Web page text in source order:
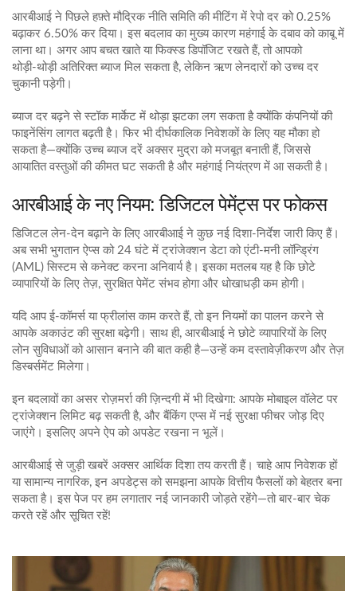
आरबीआई ने पिछले हफ़्ते मौद्रिक नीति समिति की मीटिंग में रेपो दर को 0.25%
बढ़ाकर 6.50% कर दिया। इस बदलाव का मुख्य कारण महंगाई के दबाव को काबू में
लाना था। अगर आप बचत खाते या फिक्स्ड डिपॉजिट रखते हैं, तो आपको
थोड़ी‑थोड़ी अतिरिक्त ब्याज मिल सकता है, लेकिन ऋण लेनदारों को उच्च दर
चुकानी पड़ेगी।
ब्याज दर बढ़ने से स्टॉक मार्केट में थोड़ा झटका लग सकता है क्योंकि कंपनियों की
फाइनेंसिंग लागत बढ़ती है। फिर भी दीर्घकालिक निवेशकों के लिए यह मौका हो
सकता है—क्योंकि उच्च ब्याज दरें अक्सर मुद्रा को मजबूत बनाती हैं, जिससे
आयातित वस्तुओं की कीमत घट सकती है और महंगाई नियंत्रण में आ सकती है।
आरबीआई के नए नियम: डिजिटल पेमेंट्स पर फोकस
डिजिटल लेन‑देन बढ़ाने के लिए आरबीआई ने कुछ नई दिशा-निर्देश जारी किए हैं।
अब सभी भुगतान ऐप्स को 24 घंटे में ट्रांजेक्शन डेटा को एंटी‑मनी लॉन्ड्रिंग
(AML) सिस्टम से कनेक्ट करना अनिवार्य है। इसका मतलब यह है कि छोटे
व्यापारियों के लिए तेज़, सुरक्षित पेमेंट संभव होगा और धोखाधड़ी कम होगी।
यदि आप ई‑कॉमर्स या फ्रीलांस काम करते हैं, तो इन नियमों का पालन करने से
आपके अकाउंट की सुरक्षा बढ़ेगी। साथ ही, आरबीआई ने छोटे व्यापारियों के लिए
लोन सुविधाओं को आसान बनाने की बात कही है—उन्हें कम दस्तावेज़ीकरण और तेज़
डिस्बर्समेंट मिलेगा।
इन बदलावों का असर रोज़मर्रा की ज़िन्दगी में भी दिखेगा: आपके मोबाइल वॉलेट पर
ट्रांजेक्शन लिमिट बढ़ सकती है, और बैंकिंग एप्स में नई सुरक्षा फीचर जोड़ दिए
जाएंगे। इसलिए अपने ऐप को अपडेट रखना न भूलें।
आरबीआई से जुड़ी खबरें अक्सर आर्थिक दिशा तय करती हैं। चाहे आप निवेशक हों
या सामान्य नागरिक, इन अपडेट्स को समझना आपके वित्तीय फैसलों को बेहतर बना
सकता है। इस पेज पर हम लगातार नई जानकारी जोड़ते रहेंगे—तो बार‑बार चेक
करते रहें और सूचित रहें!